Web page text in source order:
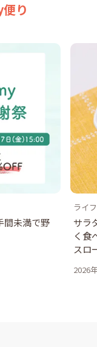
り
間未満で野
ライ
サラ
く食
スロ
2026